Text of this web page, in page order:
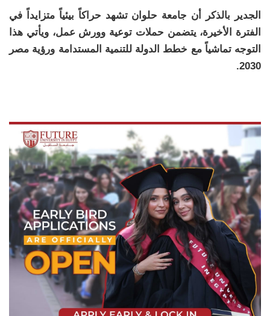
الجدير بالذكر أن جامعة حلوان تشهد حراكاً بيئياً متزايداً في
الفترة الأخيرة، يتضمن حملات توعية وورش عمل، ويأتي هذا
التوجه تماشياً مع خطط الدولة للتنمية المستدامة ورؤية مصر
2030.